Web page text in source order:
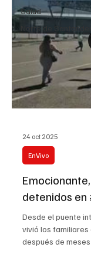
Salud
Norte de Santander
24 oct 2025
EnVivo
detenidos en
Desde el puente
vivió los familiares
después de